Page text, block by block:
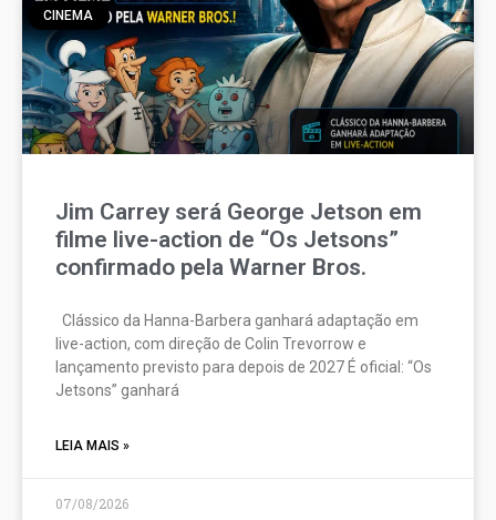
CINEMA
Jim Carrey será George Jetson em
filme live-action de “Os Jetsons”
confirmado pela Warner Bros.
Clássico da Hanna-Barbera ganhará adaptação em
live-action, com direção de Colin Trevorrow e
lançamento previsto para depois de 2027 É oficial: “Os
Jetsons” ganhará
LEIA MAIS »
07/08/2026